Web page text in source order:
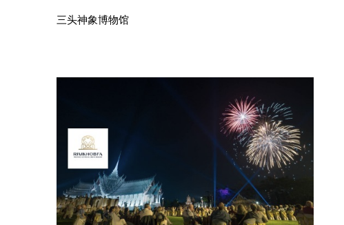
三头神象博物馆